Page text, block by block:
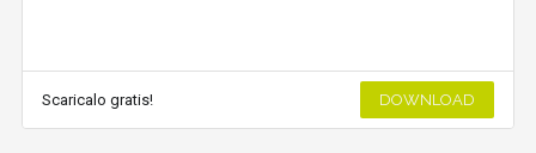
Scaricalo gratis! DOWNLOAD